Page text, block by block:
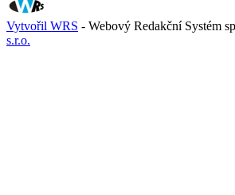
Vytvořil WRS - Webový Redakční Systém
s.r.o.